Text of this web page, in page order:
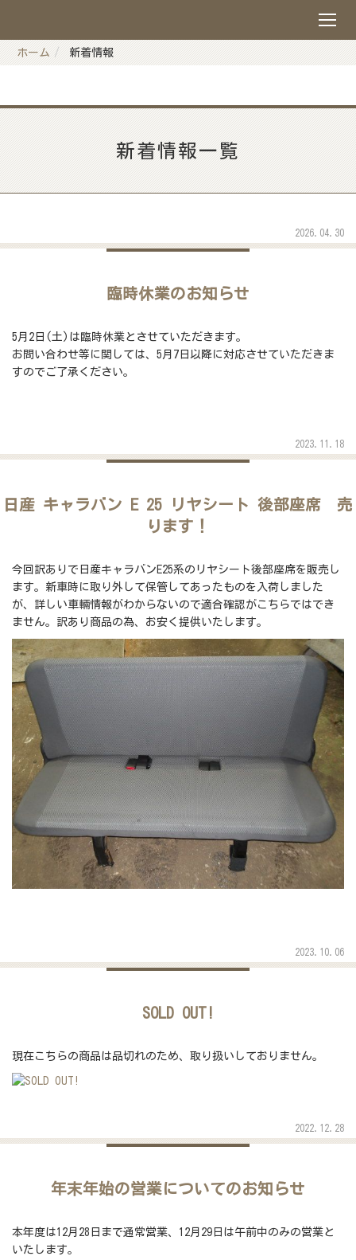
ホーム 新着情報
新着情報一覧
2026.04.30
臨時休業のお知らせ
5月2日(土)は臨時休業とさせていただきます。
お問い合わせ等に関しては、5月7日以降に対応させていただきま
すのでご了承ください。
2023.11.18
日産 キャラバン E 25 リヤシート 後部座席 売
ります！
今回訳ありで日産キャラバンE25系のリヤシート後部座席を販売し
ます。新車時に取り外して保管してあったものを入荷しました
が、詳しい車輛情報がわからないので適合確認がこちらではでき
ません。訳あり商品の為、お安く提供いたします。
2023.10.06
SOLD OUT!
現在こちらの商品は品切れのため、取り扱いしておりません。
2022.12.28
年末年始の営業についてのお知らせ
本年度は12月28日まで通常営業、12月29日は午前中のみの営業と
いたします。